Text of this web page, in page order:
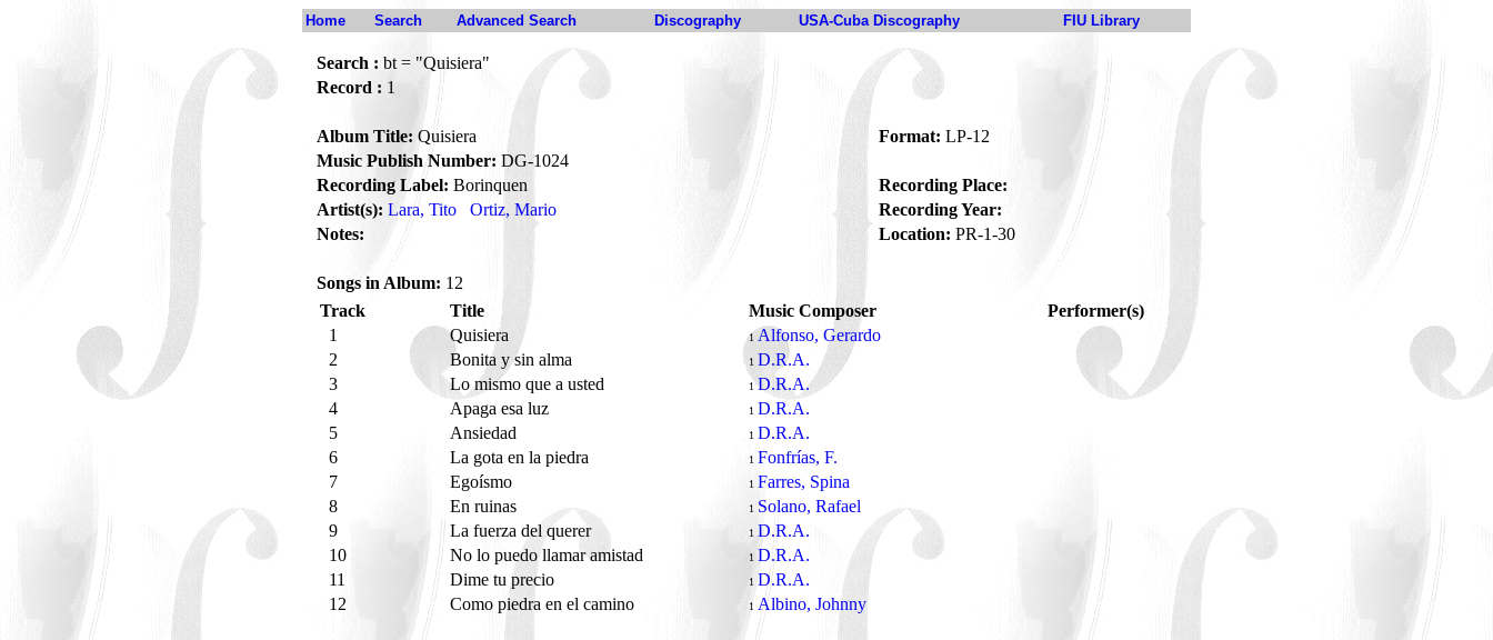
Home Search Advanced Search Discography USA-Cuba Discography FIU Library
Search : bt = "Quisiera"
Record : 1
Album Title: Quisiera Format: LP-12
Music Publish Number: DG-1024
Recording Label: Borinquen
Recording Place:
Artist(s): Lara, Tito Ortiz, Mario
Recording Year:
Notes:
Location: PR-1-30
Songs in Album: 12
Track
Title Music Composer
Performer(s)
1
Quisiera 1 Alfonso, Gerardo
2
Bonita y sin alma 1 D.R.A.
3
Lo mismo que a usted 1D.R.A.
4
Apaga esa luz 1 D.R.A.
5
Ansiedad 1 D.R.A.
6
La gota en la piedra 1 Fonfrías, F.
7
Egoísmo 1 Farres, Spina
8
En ruinas 1 Solano, Rafael
9
La fuerza del querer 1 D.R.A.
10
No lo puedo llamar amistad 1 D.R.A.
11
Dime tu precio 1 D.R.A.
12
Como piedra en el camino 1 Albino, Johnny